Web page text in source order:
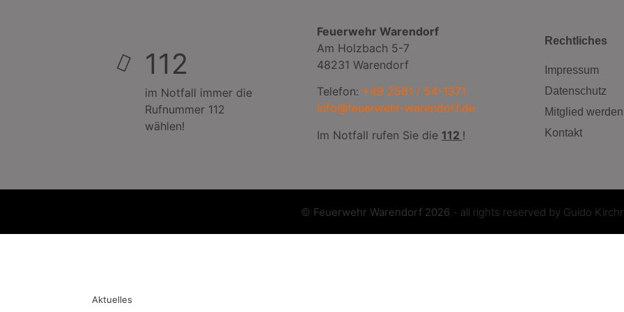
112
im Notfall immer die
Rufnummer 112
wählen!
Feuerwehr Warendorf
Am Holzbach 5-7
48231 Warendorf
Telefon: +49 2581 / 54-1371
info@feuerwehr-warendorf.de
Im Notfall rufen Sie die 112 !
Rechtliches
Impressum
Datenschutz
Mitglied
Kontakt
© Feuerwehr Warendorf 2026 - all rights reserved by Guido
Aktuelles